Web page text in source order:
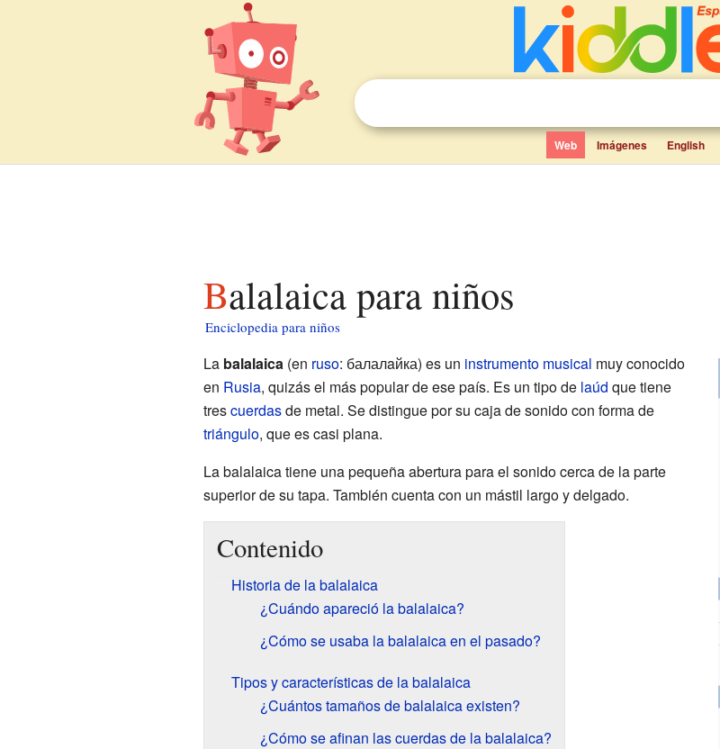
Web Imágenes English
Balalaica para niños
Enciclopedia para niños
La balalaica(en ruso: балалaйка) es un instrumento musical muy conocido
en Rusia, quizás el más popular de ese país. Es un tipo de laúd que tiene
trescuerdasde metal. Se distingue por su caja de sonido con forma de
triángulo, que es casi plana.
La balalaica tiene una pequeña abertura para el sonido cerca de la parte
superior de su tapa. También cuenta con un mástil largo y delgado.
Contenido
Historia de la balalaica
¿Cuándo apareció la balalaica?
¿Cómo se usaba la balalaica en el pasado?
Tipos y características de la balalaica
¿Cuántos tamaños de balalaica existen?
¿Cómo se afinan las cuerdas de la balalaica?